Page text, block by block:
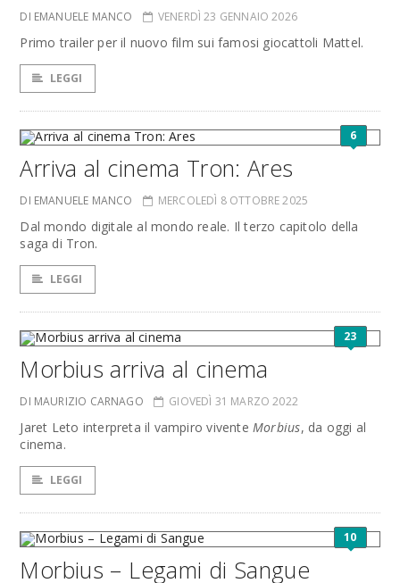
DI EMANUELE MANCO VENERDÌ 23 GENNAIO 2026
Primo trailer per il nuovo film sui famosi giocattoli Mattel.
LEGGI
6
Arriva al cinema Tron: Ares
DI EMANUELE MANCO MERCOLEDÌ 8 OTTOBRE 2025
Dal mondo digitale al mondo reale. Il terzo capitolo della
saga di Tron.
LEGGI
23
Morbius arriva al cinema
DI MAURIZIO CARNAGO GIOVEDÌ 31 MARZO 2022
Jaret Leto interpreta il vampiro viventeMorbius, da oggi al
cinema.
LEGGI
10
Morbius – Legami di Sangue